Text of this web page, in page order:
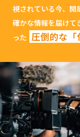
視されている今、開
確かな情報を届けて
った 圧倒的な「